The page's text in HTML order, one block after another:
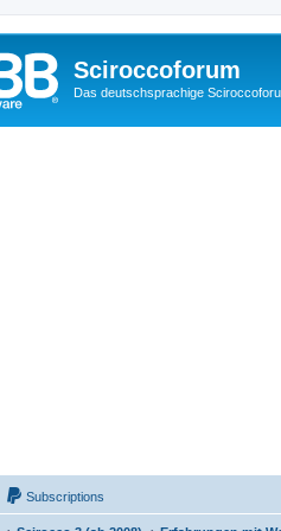
Sciroccoforum
Das deutschsprachige
Subscriptions